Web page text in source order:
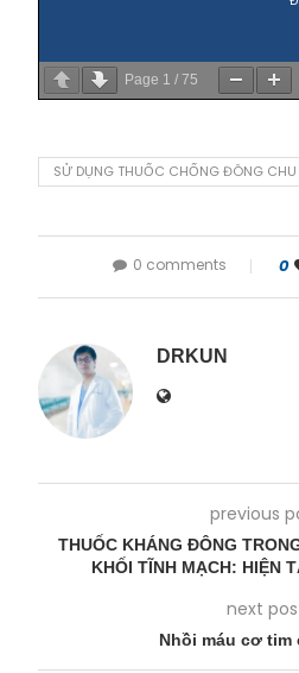
Page 1 / 75
SỬ DỤNG THUỐC CHỐNG ĐÔNG CHU
0 comments 0
DRKUN
previous
THUỐC KHÁNG ĐÔNG
KHỐI TĨNH MẠCH: HIỆN
next
Nhồi máu cơ tim